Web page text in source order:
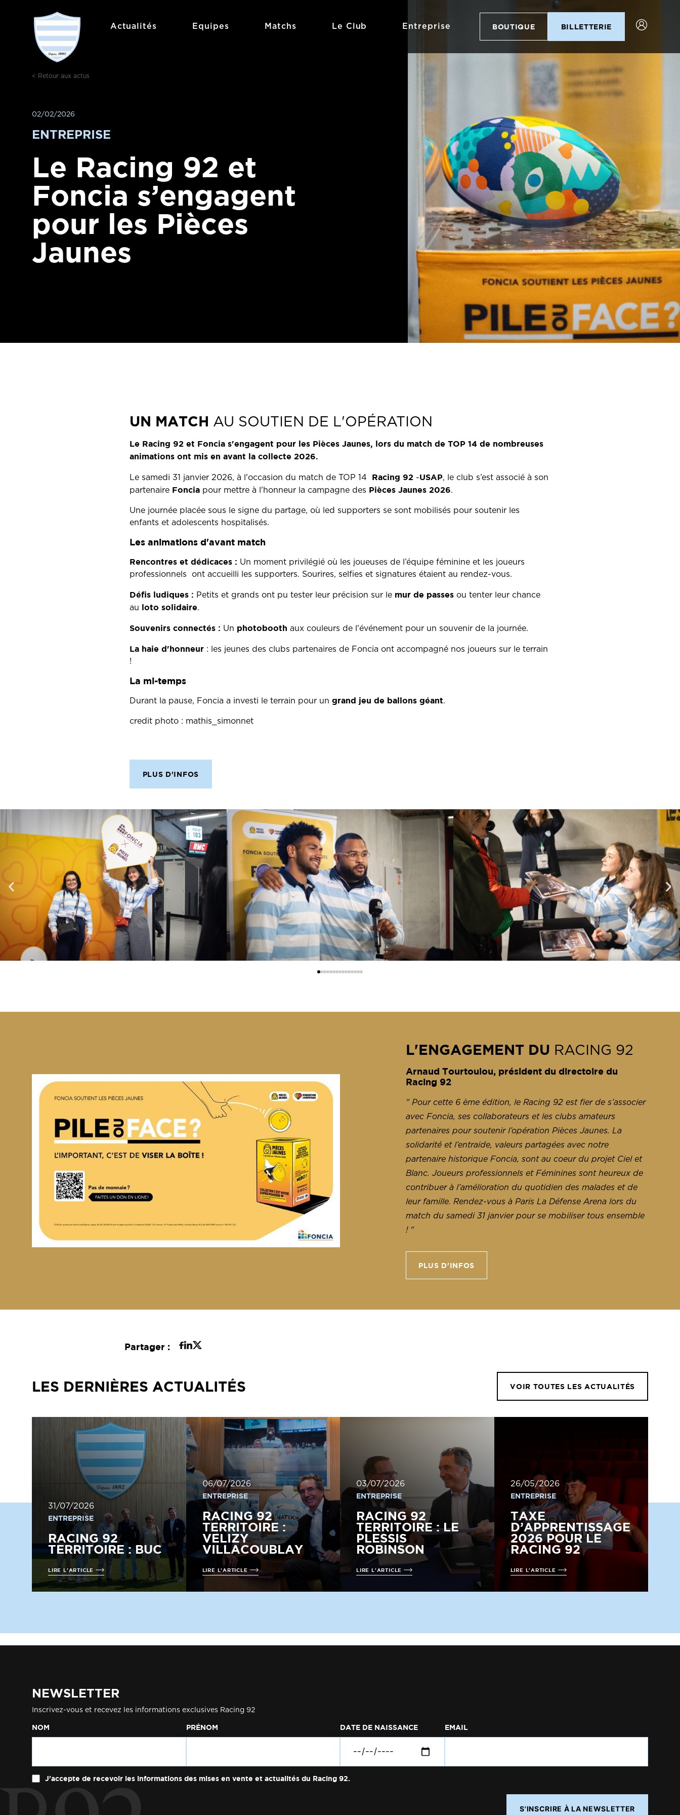
Actualités Equipes Matchs Le Club Entreprise BOUTIQUE BILLETTERIE
< Retour aux actus
02/02/2026
ENTREPRISE
Le Racing 92 et
Foncia s’engagent
pour les Pièces
Jaunes
UN MATCH AU SOUTIEN DE L'OPÉRATION
Le Racing 92 et Foncia s'engagent pour les Pièces Jaunes, lors du match de TOP 14 de nombreuses
animations ont mis en avant la collecte 2026.
Le samedi 31 janvier 2026, à l'occasion du match de TOP 14 Racing 92 -USAP, le club s’est associé à son
partenaire Fonciapour mettre à l'honneur la campagne des Pièces Jaunes 2026.
Une journée placée sous le signe du partage, où led supporters se sont mobilisés pour soutenir les
enfants et adolescents hospitalisés.
Les animations d'avant match
Rencontres et dédicaces : Un moment privilégié où les joueuses de l’équipe féminine et les joueurs
professionnels ont accueilli les supporters. Sourires, selfies et signatures étaient au rendez-vous.
Défis ludiques : Petits et grands ont pu tester leur précision sur le mur de passesou tenter leur chance
au loto solidaire.
Souvenirs connectés : Un photobooth aux couleurs de l'événement pour un souvenir de la journée.
La haie d'honneur: les jeunes des clubs partenaires de Foncia ont accompagné nos joueurs sur le terrain
!
La mi-temps
Durant la pause, Foncia a investi le terrain pour un grand jeu de ballons géant.
credit photo : mathis_simonnet
PLUS D'INFOS
L'ENGAGEMENT DU RACING 92
Arnaud Tourtoulou, président du directoire du
Racing 92
" Pour cette 6 ème édition, le Racing 92 est fier de s’associer
avec Foncia, ses collaborateurs et les clubs amateurs
partenaires pour soutenir l’opération Pièces Jaunes. La
solidarité et l’entraide, valeurs partagées avec notre
partenaire historique Foncia, sont au coeur du projet Ciel et
Blanc. Joueurs professionnels et Féminines sont heureux de
contribuer à l’amélioration du quotidien des malades et de
leur famille. Rendez-vous à Paris La Défense Arena lors du
match du samedi 31 janvier pour se mobiliser tous ensemble
! "
PLUS D'INFOS
Partager :
LES DERNIÈRES ACTUALITÉS VOIR TOUTES LES ACTUALITÉS
31/07/2026
ENTREPRISE
RACING 92
TERRITOIRE : BUC
LIRE L'ARTICLE
06/07/2026
ENTREPRISE
RACING 92
TERRITOIRE :
VELIZY
VILLACOUBLAY
LIRE L'ARTICLE
03/07/2026
ENTREPRISE
RACING 92
TERRITOIRE : LE
PLESSIS
ROBINSON
LIRE L'ARTICLE
26/05/2026
ENTREPRISE
TAXE
D’APPRENTISSAGE
2026 POUR LE
RACING 92
LIRE L'ARTICLE
NEWSLETTER
Inscrivez-vous et recevez les informations exclusives Racing 92
NOM PRÉNOM DATE DE NAISSANCE EMAIL
J'accepte de recevoir les informations des mises en vente et actualités du Racing 92.
S'INSCRIRE À LA NEWSLETTER